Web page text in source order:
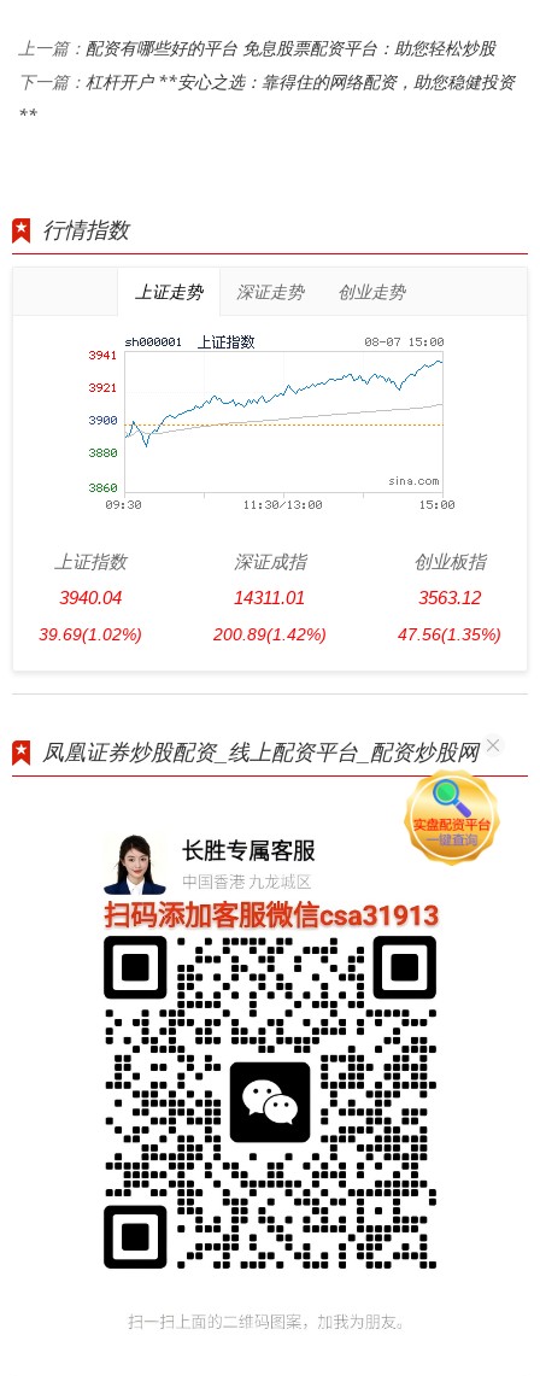
上一篇： 配资有哪些好的平台 免息股票配资平台：助您轻松炒股
下一篇： 杠杆开户 **安心之选：靠得住的网络配资，助您稳健投资
**
行情指数
上证走势 深证走势 创业走势
上证指数
3940.04
39.69(1.02%)
深证成指
14311.01
200.89(1.42%)
创业板指
3563.12
47.56(1.35%)
凤凰证券炒股配资_线上配资平台_配资炒股网